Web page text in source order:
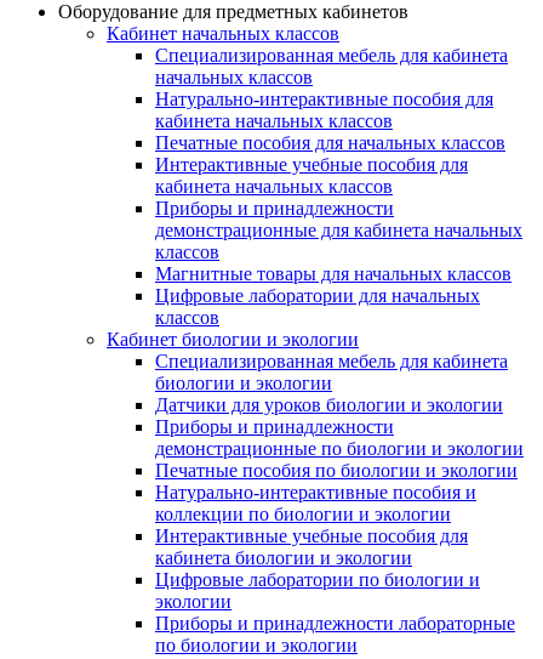
Оборудование для предметных кабинетов
Кабинет начальных классов
Специализированная мебель для кабинета
начальных классов
Натурально-интерактивные пособия для
кабинета начальных классов
Печатные пособия для начальных классов
Интерактивные учебные пособия для
кабинета начальных классов
Приборы и принадлежности
демонстрационные для кабинета начальных
классов
Магнитные товары для начальных классов
Цифровые лаборатории для начальных
классов
Кабинет биологии и экологии
Специализированная мебель для кабинета
биологии и экологии
Датчики для уроков биологии и экологии
Приборы и принадлежности
демонстрационные по биологии и экологии
Печатные пособия по биологии и экологии
Натурально-интерактивные пособия и
коллекции по биологии и экологии
Интерактивные учебные пособия для
кабинета биологии и экологии
Цифровые лаборатории по биологии и
экологии
Приборы и принадлежности лабораторные
по биологии и экологии